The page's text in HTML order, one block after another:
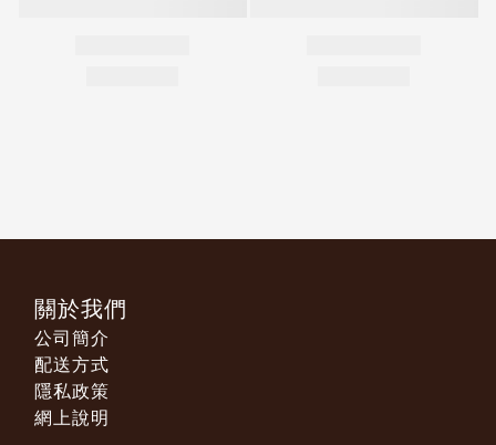
關於我們
公司簡介
配送方式
隱私政策
網上說明